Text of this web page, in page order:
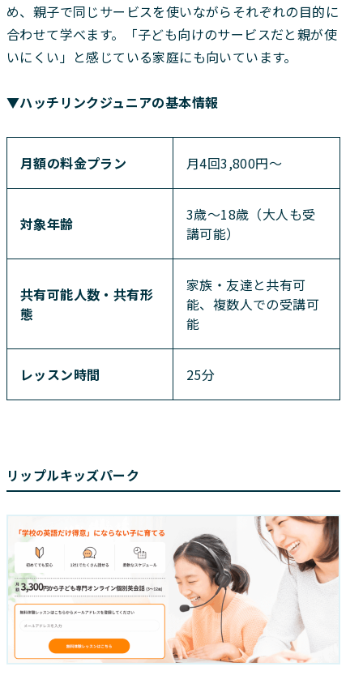
め、親子で同じサービスを使いながらそれぞれの目的に
合わせて学べます。「子ども向けのサービスだと親が使
いにくい」と感じている家庭にも向いています。
▼ハッチリンクジュニアの基本情報
月額の料金プラン 月4回3,800円〜
対象年齢
3歳〜18歳（大人も受
講可能）
共有可能人数・共有形
態
家族・友達と共有可
能、複数人での受講可
能
レッスン時間 25分
リップルキッズパーク